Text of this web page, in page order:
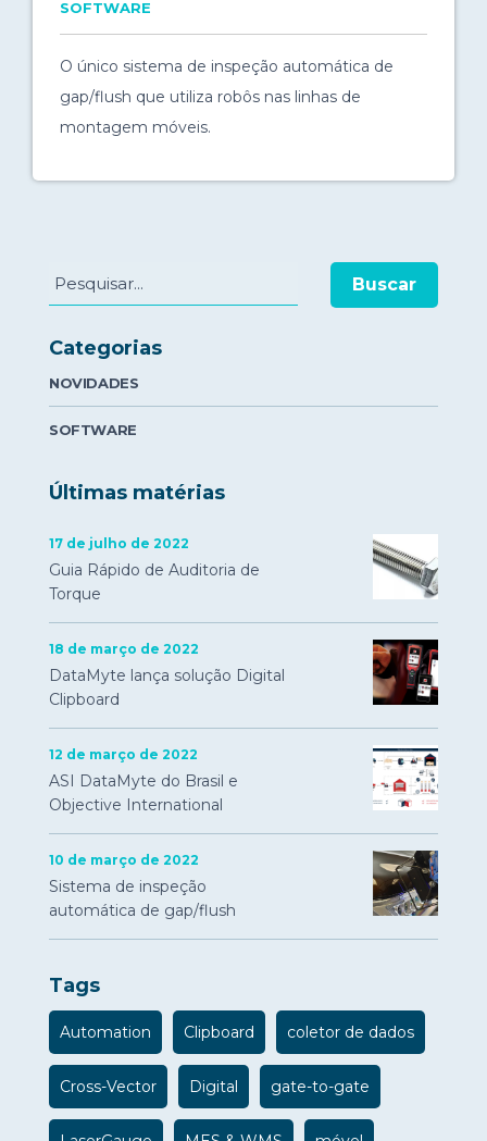
SOFTWARE
O único sistema de inspeção automática de
gap/flush que utiliza robôs nas linhas de
montagem móveis.
Buscar
Categorias
NOVIDADES
SOFTWARE
Últimas matérias
17 de julho de 2022
Guia Rápido de Auditoria de
Torque
18 de março de 2022
DataMyte lança solução Digital
Clipboard
12 de março de 2022
ASI DataMyte do Brasil e
Objective International
10 de março de 2022
Sistema de inspeção
automática de gap/flush
Tags
Automation Clipboard coletor de dados
Cross-Vector Digital gate-to-gate